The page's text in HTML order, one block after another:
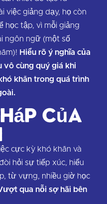
việc giảng dạy, họ còn
học tập, vì mỗi giảng
ngôn ngữ (một số
Hiểu rõ ý nghĩa của
vô cùng quý giá khi
khăn trong quá trình
của
cực kỳ khó khăn và
hỏi sự tiếp xúc, hiểu
từ vựng, nhiều giờ học
qua nỗi sợ hãi bên